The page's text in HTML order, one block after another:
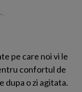
pe care noi vi le
confortul de
dupa o zi agitata.